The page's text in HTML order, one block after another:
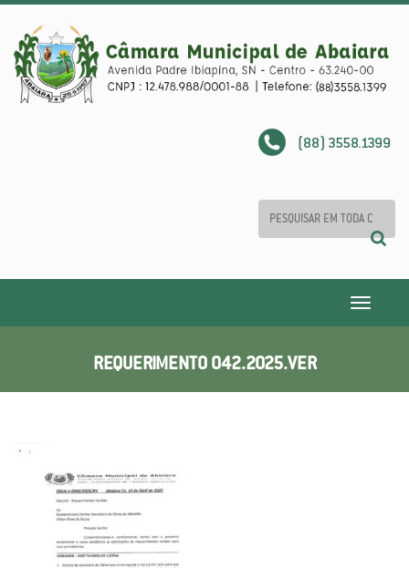
(88) 3558.1399
Toggle
REQUERIMENTO 042.2025.VER